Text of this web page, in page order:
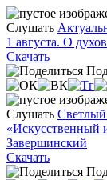
Слушать
1 августа. О
Скачать
Слушать Светлый
«Искусственный
Завершинский
Скачать